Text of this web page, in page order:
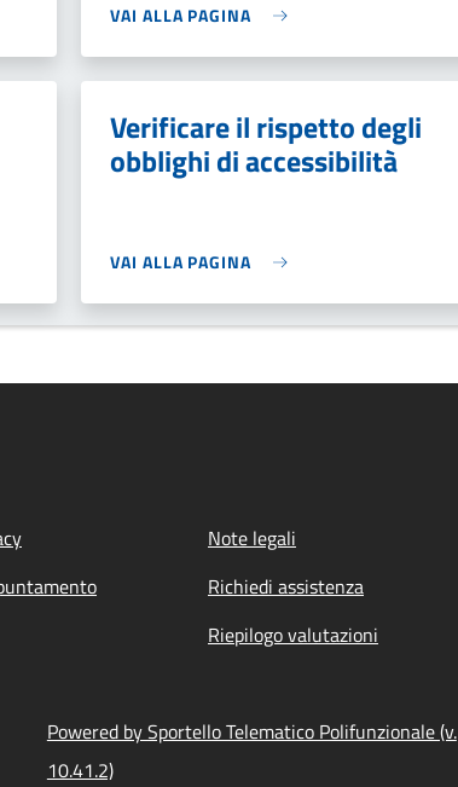
VAI ALLA PAGINA
Verificare il rispetto degli
obblighi di accessibilità
VAI ALLA PAGINA
Note legali
Richiedi assistenza
Riepilogo valutazioni
Powered by Sportello Telematico Polifunzionale (v.
10.41.2)